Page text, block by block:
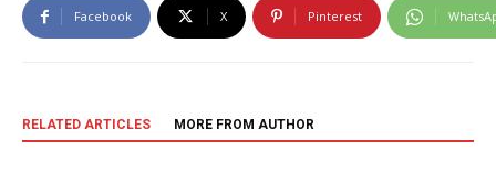
Facebook X Pinterest
RELATED ARTICLES MORE FROM AUTHOR